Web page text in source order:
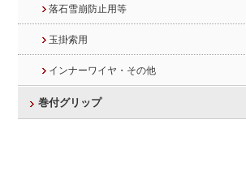
落石雪崩防止用等
玉掛索用
インナーワイヤ・その他
巻付グリップ